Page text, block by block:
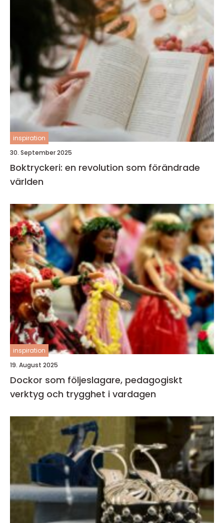
inspiration
30. September 2025
Boktryckeri: en revolution som förändrade
världen
inspiration
19. August 2025
Dockor som följeslagare, pedagogiskt
verktyg och trygghet i vardagen